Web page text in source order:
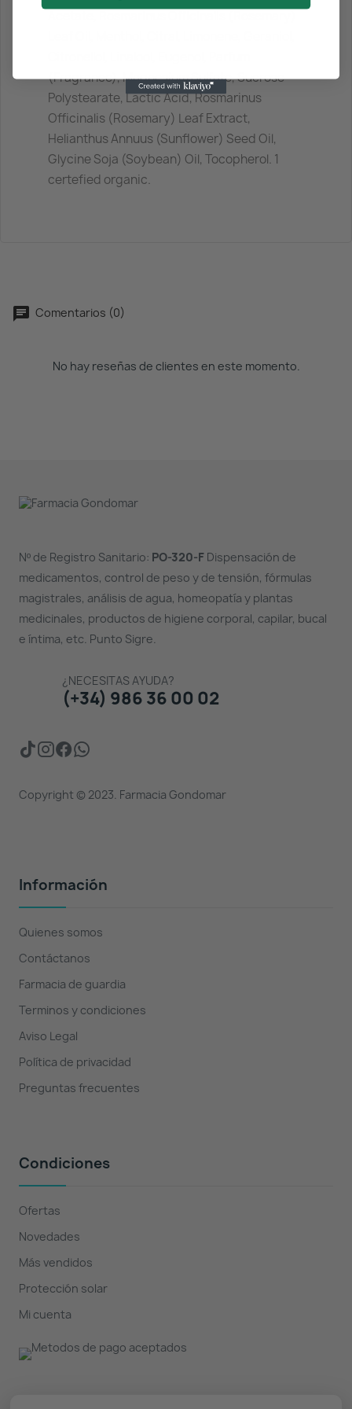
(Fragrance), Magnesium Sulfate, Sucrose
Polystearate, Lactic Acid, Rosmarinus
Officinalis (Rosemary) Leaf Extract,
Helianthus Annuus (Sunflower) Seed Oil,
Glycine Soja (Soybean) Oil, Tocopherol. 1
certefied organic.
Comentarios (0)
No hay reseñas de clientes en este momento.
Nº de Registro Sanitario: PO-320-FDispensación de
medicamentos, control de peso y de tensión, fórmulas
magistrales, análisis de agua, homeopatía y plantas
medicinales, productos de higiene corporal, capilar, bucal
e íntima, etc. Punto Sigre.
¿NECESITAS AYUDA?
(+34) 986 36 00 02
Copyright © 2023. Farmacia Gondomar
Información
Quienes somos
Contáctanos
Farmacia de guardia
Terminos y condiciones
Aviso Legal
Política de privacidad
Preguntas frecuentes
Condiciones
Ofertas
Novedades
Más vendidos
Protección solar
Mi cuenta